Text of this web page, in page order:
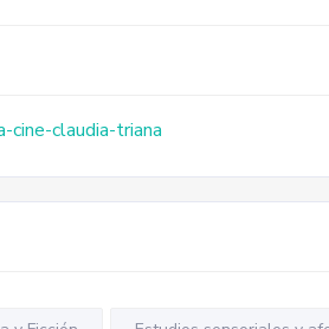
cine-claudia-triana